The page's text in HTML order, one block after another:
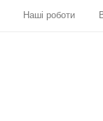
Наші роботи